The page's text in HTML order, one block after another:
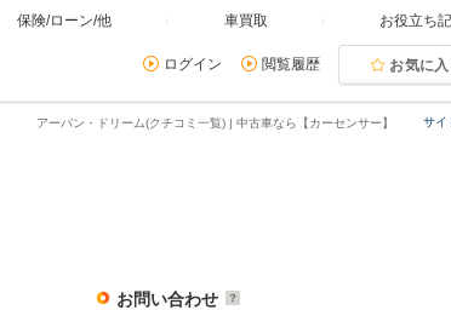
保険/ローン/他 車買取 お役立ち
ログイン 閲覧履歴 お気に入
サイ
アーバン・ドリーム(クチコミ一覧) | 中古車なら【カーセンサー】
お問い合わせ